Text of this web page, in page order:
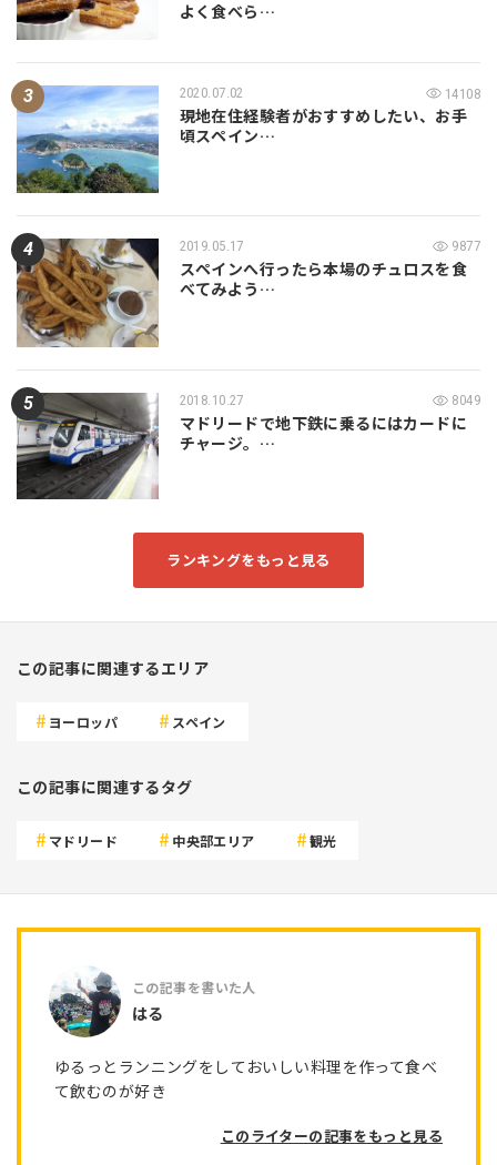
よく食べら…
2020.07.02 14108
現地在住経験者がおすすめしたい、お手
頃スペイン…
2019.05.17 9877
スペインへ行ったら本場のチュロスを食
べてみよう…
2018.10.27 8049
マドリードで地下鉄に乗るにはカードに
チャージ。…
ランキングをもっと見る
この記事に関連するエリア
ヨーロッパ スペイン
この記事に関連するタグ
マドリード 中央部エリア 観光
はる
ゆるっとランニングをしておいしい料理を作って食べ
て飲むのが好き
このライターの記事をもっと見る